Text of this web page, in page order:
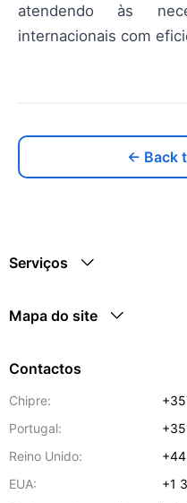
atendendo às
internacionais com
← Back
Serviços
Mapa do site
Contactos
Chipre:
Portugal:
Reino Unido:
EUA:
+1